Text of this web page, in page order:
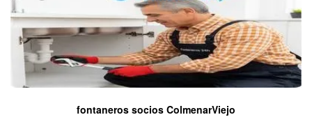
fontaneros socios ColmenarViejo